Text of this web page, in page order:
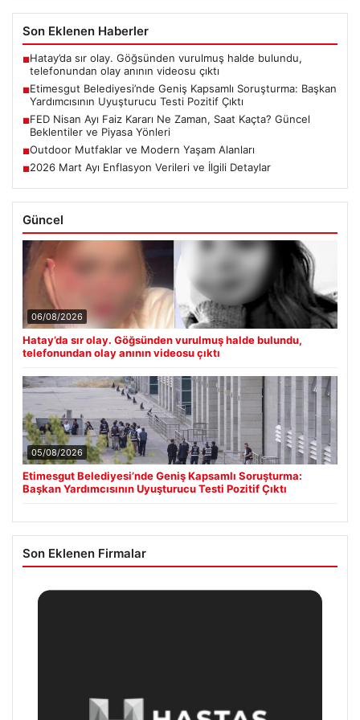
Son Eklenen Haberler
■Hatay’da sır olay. Göğsünden vurulmuş halde bulundu,
telefonundan olay anının videosu çıktı
■Etimesgut Belediyesi’nde Geniş Kapsamlı Soruşturma: Başkan
Yardımcısının Uyuşturucu Testi Pozitif Çıktı
■FED Nisan Ayı Faiz Kararı Ne Zaman, Saat Kaçta? Güncel
Beklentiler ve Piyasa Yönleri
■Outdoor Mutfaklar ve Modern Yaşam Alanları
■2026 Mart Ayı Enflasyon Verileri ve İlgili Detaylar
Güncel
06/08/2026
Hatay’da sır olay. Göğsünden vurulmuş halde bulundu,
telefonundan olay anının videosu çıktı
05/08/2026
Etimesgut Belediyesi’nde Geniş Kapsamlı Soruşturma:
Başkan Yardımcısının Uyuşturucu Testi Pozitif Çıktı
Son Eklenen Firmalar